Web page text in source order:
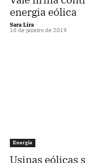
energia eólica
Sara Lira -
16 de janeiro de 2019
Energia
Usinas eólicas